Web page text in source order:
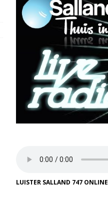
LUISTER SALLAND 747 ONLINE